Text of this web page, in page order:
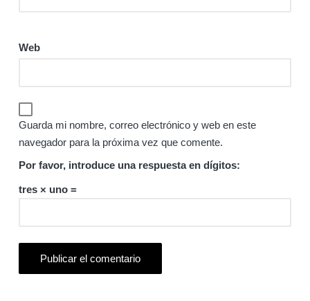
Web
Guarda mi nombre, correo electrónico y web en este
navegador para la próxima vez que comente.
Por favor, introduce una respuesta en dígitos:
tres × uno =